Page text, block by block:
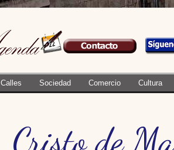
Calles Sociedad Comercio Cultura
Cristo de